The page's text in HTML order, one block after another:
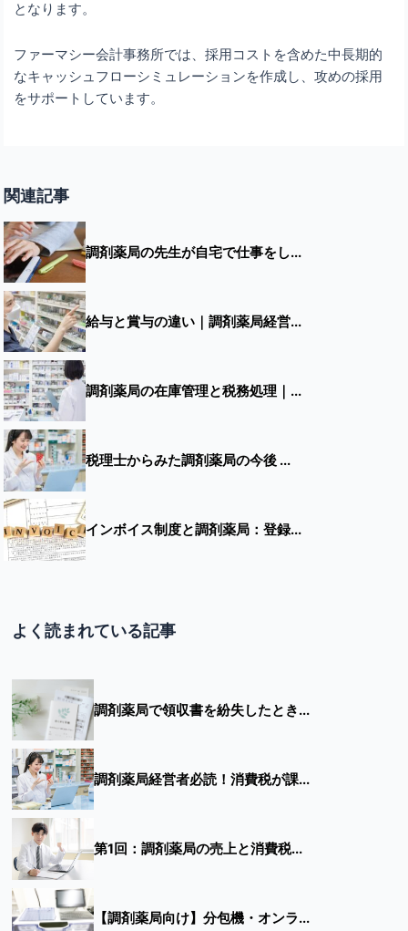
となります。
ファーマシー会計事務所では、採用コストを含めた中長期的
なキャッシュフローシミュレーションを作成し、攻めの採用
をサポートしています。
関連記事
調剤薬局の先生が自宅で仕事をし...
給与と賞与の違い｜調剤薬局経営...
調剤薬局の在庫管理と税務処理｜...
税理士からみた調剤薬局の今後 ...
インボイス制度と調剤薬局：登録...
よく読まれている記事
調剤薬局で領収書を紛失したとき...
調剤薬局経営者必読！消費税が課...
第1回：調剤薬局の売上と消費税...
【調剤薬局向け】分包機・オンラ...